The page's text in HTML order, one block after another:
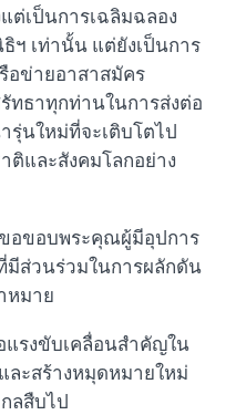
ต่เป็นการเฉลิมฉลอง
ฯ เท่านั้น แต่ยังเป็นการ
อข่ายอาสาสมัคร
ทธาทุกท่านในการส่งต่อ
รุ่นใหม่ที่จะเติบโตไป
ติและสังคมโลกอย่าง
ขอขอบพระคุณผู้มีอุปการ
ส่วนร่วมในการผลักดัน
หมาย
รงขับเคลื่อนสำคัญใน
ะสร้างหมุดหมายใหม่
ลสืบไป